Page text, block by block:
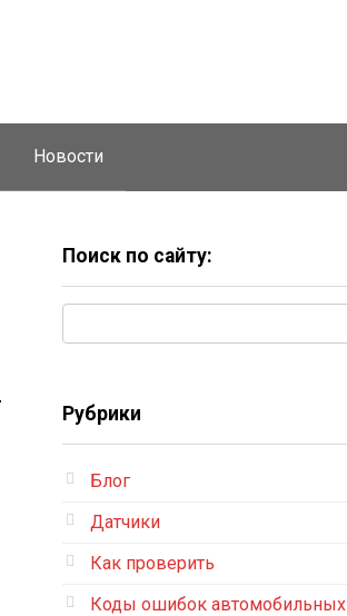
Новости
Поиск по сайту:
Рубрики
Блог
Датчики
Как проверить
Коды ошибок автомобильных